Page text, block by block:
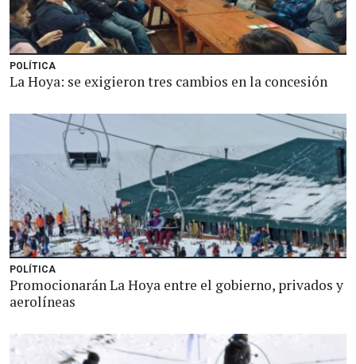
POLÍTICA
La Hoya: se exigieron tres cambios en la concesión
POLÍTICA
Promocionarán La Hoya entre el gobierno, privados y
aerolíneas